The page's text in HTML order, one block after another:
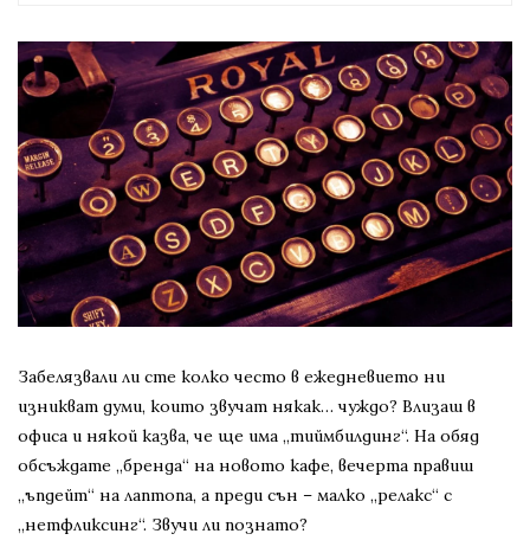
Забелязвали ли сте колко често в ежедневието ни
изникват думи, които звучат някак… чуждо? Влизаш в
офиса и някой казва, че ще има „тиймбилдинг“. На обяд
обсъждате „бренда“ на новото кафе, вечерта правиш
„ъпдейт“ на лаптопа, а преди сън – малко „релакс“ с
„нетфликсинг“. Звучи ли познато?